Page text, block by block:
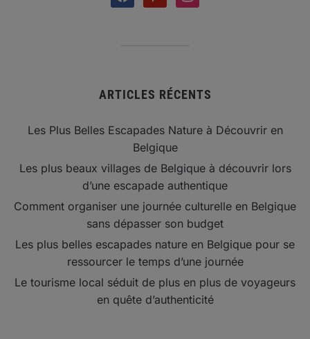
ARTICLES RÉCENTS
Les Plus Belles Escapades Nature à Découvrir en
Belgique
Les plus beaux villages de Belgique à découvrir lors
d’une escapade authentique
Comment organiser une journée culturelle en Belgique
sans dépasser son budget
Les plus belles escapades nature en Belgique pour se
ressourcer le temps d’une journée
Le tourisme local séduit de plus en plus de voyageurs
en quête d’authenticité